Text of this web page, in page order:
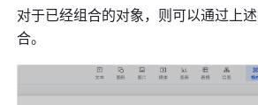
对于已经组合的对象，则可以通过上
合。